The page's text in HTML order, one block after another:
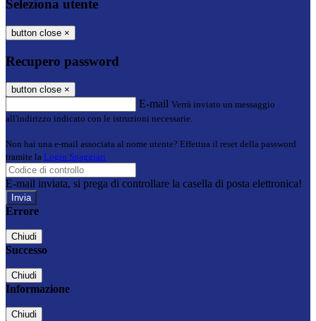
Seleziona utente
button close ×
Recupero password
button close ×
E-mail Verrà inviato un messaggio
all'indirizzo indicato con le istruzioni necessarie.
Non hai una e-mail associata al nome utente? Effettua il reset della password
tramite la Login Spaggiari
E-mail inviata, si prega di controllare la casella di posta elettronica!
Errore
Chiudi
Successo
Chiudi
Informazione
Chiudi